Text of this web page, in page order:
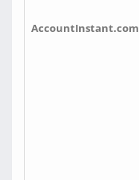
AccountInstant.com